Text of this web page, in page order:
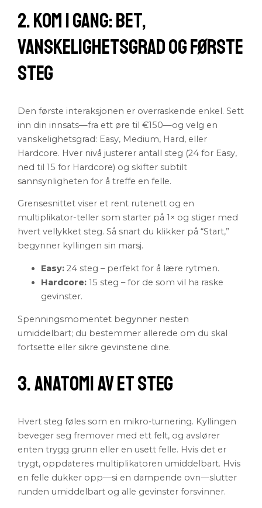
2. Kom i gang: Bet,
Vanskelighetsgrad og Første
Steg
Den første interaksjonen er overraskende enkel. Sett
inn din innsats—fra ett øre til €150—og velg en
vanskelighetsgrad: Easy, Medium, Hard, eller
Hardcore. Hver nivå justerer antall steg (24 for Easy,
ned til 15 for Hardcore) og skifter subtilt
sannsynligheten for å treffe en felle.
Grensesnittet viser et rent rutenett og en
multiplikator-teller som starter på 1× og stiger med
hvert vellykket steg. Så snart du klikker på “Start,”
begynner kyllingen sin marsj.
Easy: 24 steg – perfekt for å lære rytmen.
Hardcore: 15 steg – for de som vil ha raske
gevinster.
Spenningsmomentet begynner nesten
umiddelbart; du bestemmer allerede om du skal
fortsette eller sikre gevinstene dine.
3. Anatomi av et Steg
Hvert steg føles som en mikro‑turnering. Kyllingen
beveger seg fremover med ett felt, og avslører
enten trygg grunn eller en usett felle. Hvis det er
trygt, oppdateres multiplikatoren umiddelbart. Hvis
en felle dukker opp—si en dampende ovn—slutter
runden umiddelbart og alle gevinster forsvinner.